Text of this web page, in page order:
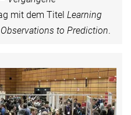
mit dem Titel Learning
to Prediction.